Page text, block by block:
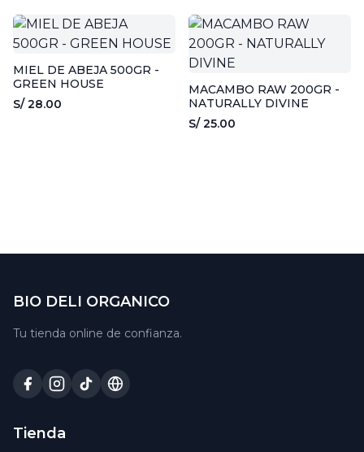
MIEL DE ABEJA 500GR -
GREEN HOUSE
S/ 28.00
MACAMBO RAW 200GR -
NATURALLY DIVINE
S/ 25.00
BIO DELI ORGANICO
Tu tienda online de confianza.
Tienda